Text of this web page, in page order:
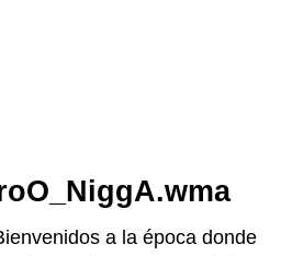
a la época donde